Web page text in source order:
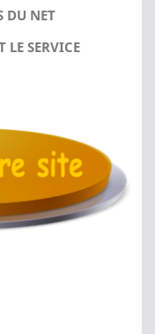
DU NET
LE SERVICE